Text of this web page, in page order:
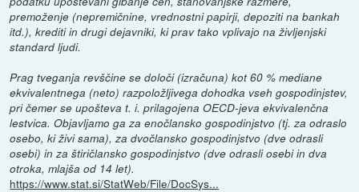
premoženje (nepremičnine, vrednostni papirji, depoziti na bankah
itd.), krediti in drugi dejavniki, ki prav tako vplivajo na življenjski
standard ljudi.
Prag tveganja revščine se določi (izračuna) kot 60 % mediane
ekvivalentnega (neto) razpoložljivega dohodka vseh gospodinjstev,
pri čemer se upošteva t. i. prilagojena OECD-jeva ekvivalenčna
lestvica. Objavljamo ga za enočlansko gospodinjstvo (tj. za odraslo
osebo, ki živi sama), za dvočlansko gospodinjstvo (dve odrasli
osebi) in za štiričlansko gospodinjstvo (dve odrasli osebi in dva
otroka, mlajša od 14 let).
https://www.stat.si/StatWeb/File/DocSys...